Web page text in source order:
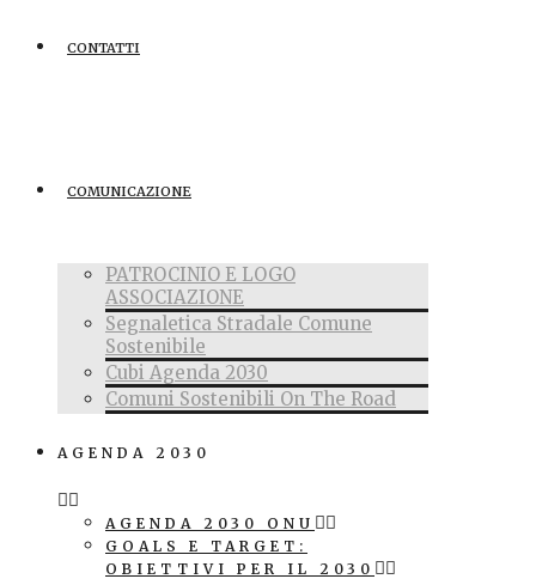
CONTATTI
COMUNICAZIONE
PATROCINIO E LOGO
ASSOCIAZIONE
Segnaletica Stradale Comune
Sostenibile
Cubi Agenda 2030
Comuni Sostenibili On The Road
AGENDA 2030
AGENDA 2030 ONU
GOALS E TARGET:
OBIETTIVI PER IL 2030